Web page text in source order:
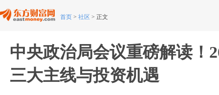
首页 > 社区 > 正文
中央政治局会议重磅解读！
三大主线与投资机遇